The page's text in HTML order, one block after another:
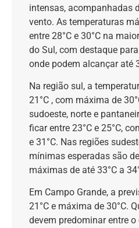
intensas, acompanhadas
vento. As temperaturas
entre 28°C e 30°C na
do Sul, com destaque
onde podem alcançar até
Na região sul, a
21°C , com máxima de
sudoeste, norte e
ficar entre 23°C e 25°C,
e 31°C. Nas regiões
mínimas esperadas são
máximas de até 33°C a
Em Campo Grande, a
21°C e máxima de 30°C.
devem predominar entre